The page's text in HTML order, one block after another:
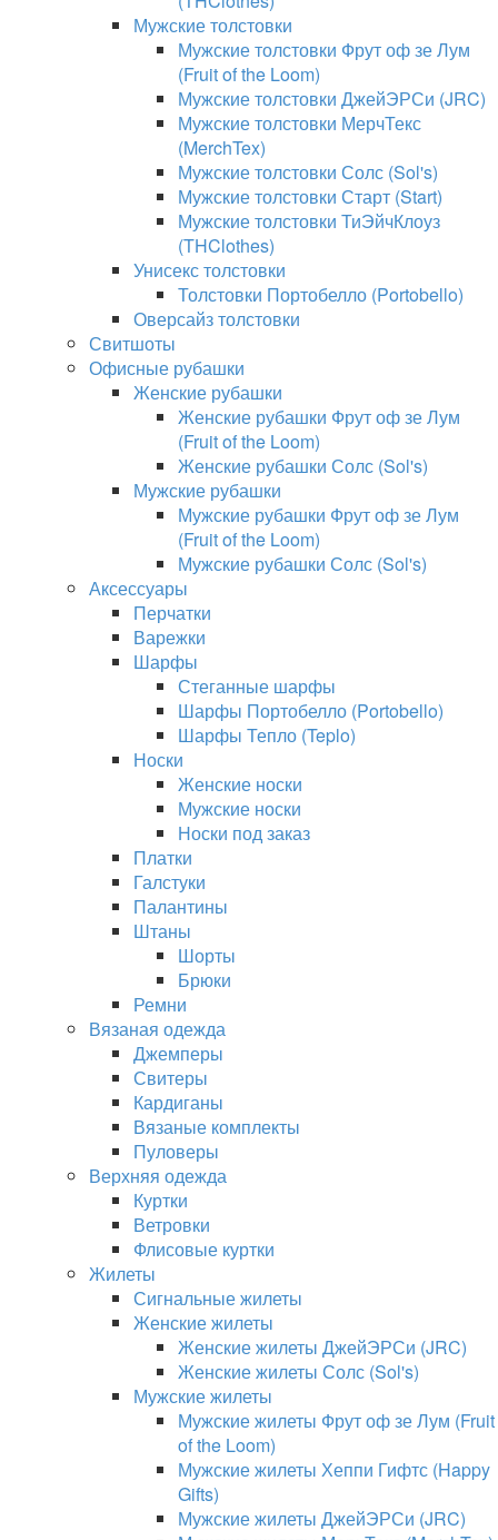
Мужские толстовки
Мужские толстовки Фрут оф зе Лум
(Fruit of the Loom)
Мужские толстовки ДжейЭРСи (JRC)
Мужские толстовки МерчТекс
(MerchTex)
Мужские толстовки Солс (Sol's)
Мужские толстовки Старт (Start)
Мужские толстовки ТиЭйчКлоуз
(THClothes)
Унисекс толстовки
Толстовки Портобелло (Portobello)
Оверсайз толстовки
Свитшоты
Офисные рубашки
Женские рубашки
Женские рубашки Фрут оф зе Лум
(Fruit of the Loom)
Женские рубашки Солс (Sol's)
Мужские рубашки
Мужские рубашки Фрут оф зе Лум
(Fruit of the Loom)
Мужские рубашки Солс (Sol's)
Аксессуары
Перчатки
Варежки
Шарфы
Стеганные шарфы
Шарфы Портобелло (Portobello)
Шарфы Тепло (Teplo)
Носки
Женские носки
Мужские носки
Носки под заказ
Платки
Галстуки
Палантины
Штаны
Шорты
Брюки
Ремни
Вязаная одежда
Джемперы
Свитеры
Кардиганы
Вязаные комплекты
Пуловеры
Верхняя одежда
Куртки
Ветровки
Флисовые куртки
Жилеты
Сигнальные жилеты
Женские жилеты
Женские жилеты ДжейЭРСи (JRC)
Женские жилеты Солс (Sol's)
Мужские жилеты
Мужские жилеты Фрут оф зе Лум (Fruit
of the Loom)
Мужские жилеты Хеппи Гифтс (Happy
Gifts)
Мужские жилеты ДжейЭРСи (JRC)